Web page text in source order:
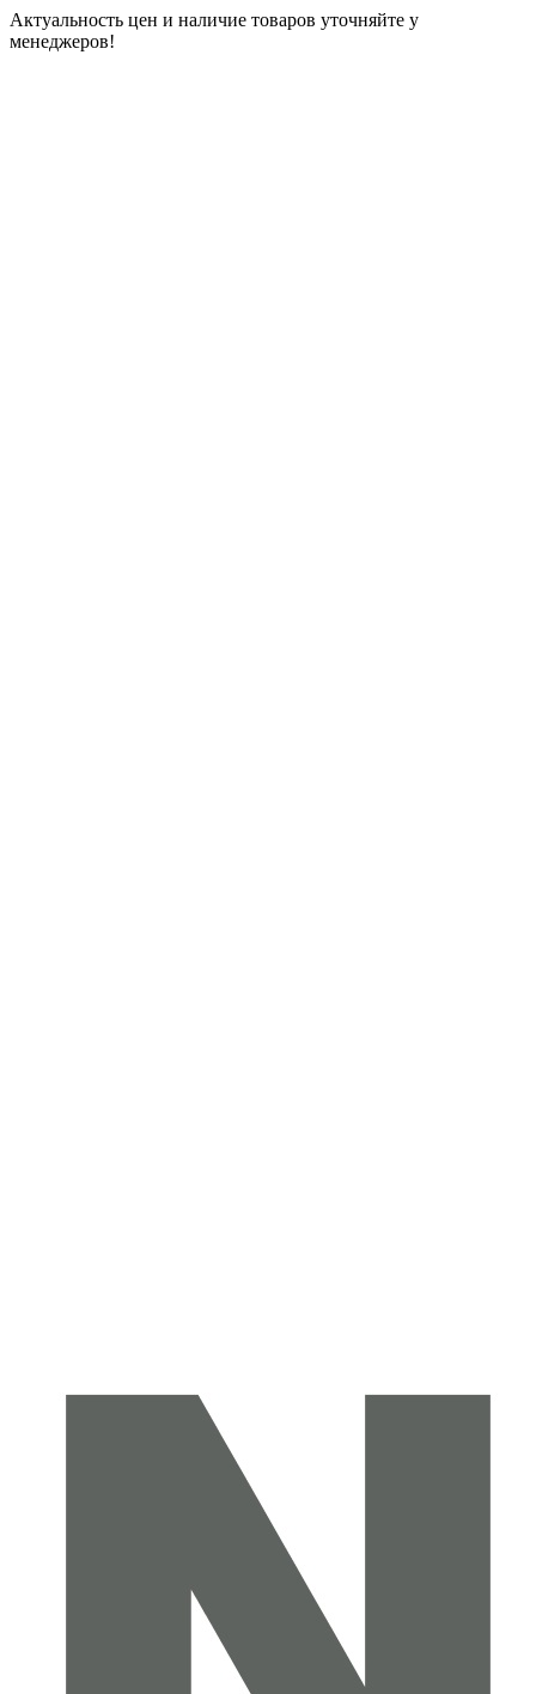
Актуальность цен и наличие товаров уточняйте у
менеджеров!